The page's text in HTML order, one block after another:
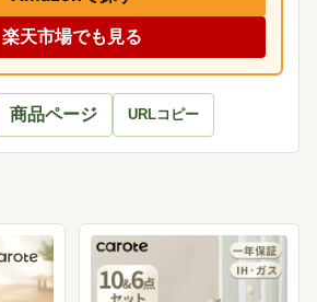
楽天市場でも見る
商品ページ URLコピー